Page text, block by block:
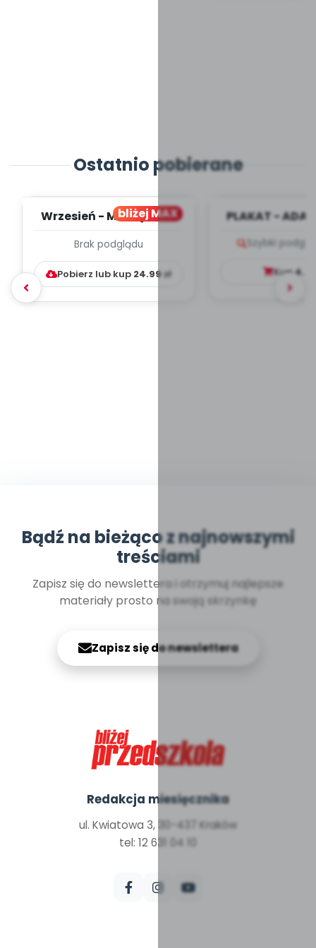
Ostatnio pobierane
bliżej MAX
Wrzesień - MIESIĘCZNY
WYCHOWAWCZO –
DYDAKTYC...
Brak podglądu
Pobierz lub kup 24.99 zł
PLAKAT -
Szybki
Kup
Bądź na bieżąco z najnowszymi
treściami
Zapisz się do newslettera i otrzymuj najlepsze
materiały prosto na swoją skrzynkę
Zapisz się do newslettera
Redakcja miesięcznika
ul. Kwiatowa 3, 30-437 Kraków
tel: 12 631 04 10